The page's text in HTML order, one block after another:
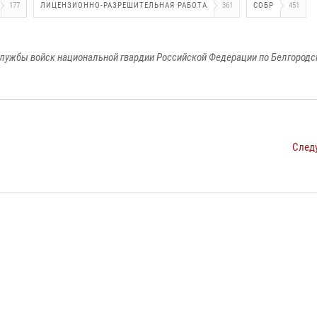
177 ЛИЦЕНЗИОННО-РАЗРЕШИТЕЛЬНАЯ РАБОТА 361 СОБР 451
войск национальной гвардии Российской Федерации по